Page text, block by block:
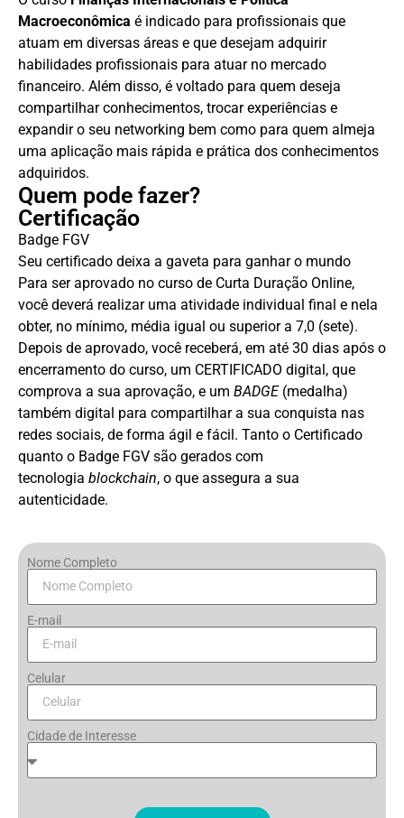
Macroeconômica é indicado para profissionais que
atuam em diversas áreas e que desejam adquirir
habilidades profissionais para atuar no mercado
financeiro. Além disso, é voltado para quem deseja
compartilhar conhecimentos, trocar experiências e
expandir o seu networking bem como para quem almeja
uma aplicação mais rápida e prática dos conhecimentos
adquiridos.
Quem pode fazer?
Certificação
Badge FGV
Seu certificado deixa a gaveta para ganhar o mundo
Para ser aprovado no curso de Curta Duração Online,
você deverá realizar uma atividade individual final e nela
obter, no mínimo, média igual ou superior a 7,0 (sete).
Depois de aprovado, você receberá, em até 30 dias após o
encerramento do curso, um CERTIFICADO digital, que
comprova a sua aprovação, e um BADGE (medalha)
também digital para compartilhar a sua conquista nas
redes sociais, de forma ágil e fácil. Tanto o Certificado
quanto o Badge FGV são gerados com
tecnologia blockchain, o que assegura a sua
autenticidade.
Nome Completo
E-mail
Celular
Cidade de Interesse